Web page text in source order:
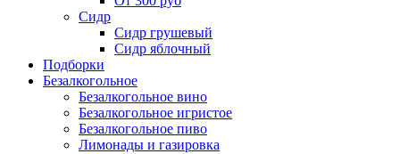
Сидр
Сидр грушевый
Сидр яблочный
Подборки
Безалкогольное
Безалкогольное вино
Безалкогольное игристое
Безалкогольное пиво
Лимонады и газировка